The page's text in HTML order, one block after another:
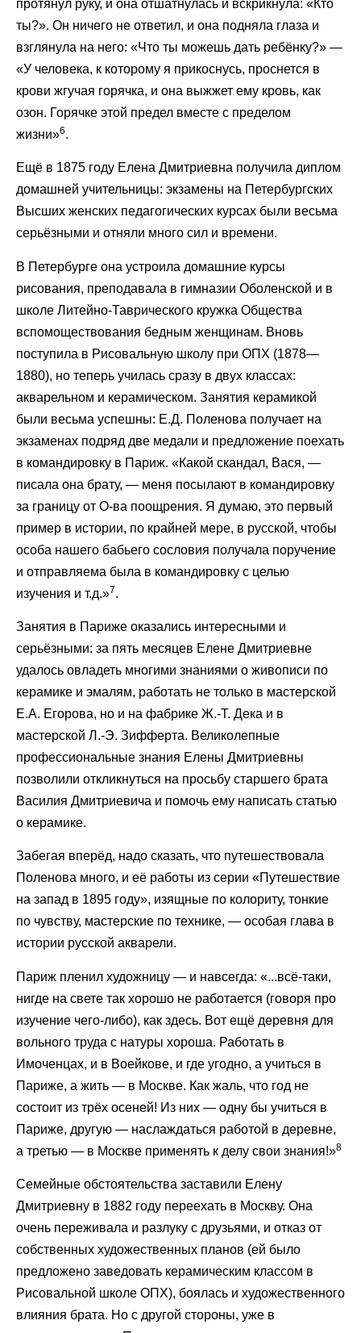
протянул руку, и она отшатнулась и вскрикнула: «Кто
ты?». Он ничего не ответил, и она подняла глаза и
взглянула на него: «Что ты можешь дать ребёнку?» —
«У человека, к которому я прикоснусь, проснется в
крови жгучая горячка, и она выжжет ему кровь, как
озон. Горячке этой предел вместе с пределом
жизни»6.
Ещё в 1875 году Елена Дмитриевна получила диплом
домашней учительницы: экзамены на Петербургских
Высших женских педагогических курсах были весьма
серьёзными и отняли много сил и времени.
В Петербурге она устроила домашние курсы
рисования, преподавала в гимназии Оболенской и в
школе Литейно-Таврического кружка Общества
вспомоществования бедным женщинам. Вновь
поступила в Рисовальную школу при ОПХ (1878—
1880), но теперь училась сразу в двух классах:
акварельном и керамическом. Занятия керамикой
были весьма успешны: Е.Д. Поленова получает на
экзаменах подряд две медали и предложение поехать
в командировку в Париж. «Какой скандал, Вася, —
писала она брату, — меня посылают в командировку
за границу от О-ва поощрения. Я думаю, это первый
пример в истории, по крайней мере, в русской, чтобы
особа нашего бабьего сословия получала поручение
и отправляема была в командировку с целью
изучения и т.д.»7.
Занятия в Париже оказались интересными и
серьёзными: за пять месяцев Елене Дмитриевне
удалось овладеть многими знаниями о живописи по
керамике и эмалям, работать не только в мастерской
Е.А. Егорова, но и на фабрике Ж.-Т. Дека и в
мастерской Л.-Э. Зифферта. Великолепные
профессиональные знания Елены Дмитриевны
позволили откликнуться на просьбу старшего брата
Василия Дмитриевича и помочь ему написать статью
о керамике.
Забегая вперёд, надо сказать, что путешествовала
Поленова много, и её работы из серии «Путешествие
на запад в 1895 году», изящные по колориту, тонкие
по чувству, мастерские по технике, — особая глава в
истории русской акварели.
Париж пленил художницу — и навсегда: «...всё-таки,
нигде на свете так хорошо не работается (говоря про
изучение чего-либо), как здесь. Вот ещё деревня для
вольного труда с натуры хороша. Работать в
Имоченцах, и в Воейкове, и где угодно, а учиться в
Париже, а жить — в Москве. Как жаль, что год не
состоит из трёх осеней! Из них — одну бы учиться в
Париже, другую — наслаждаться работой в деревне,
а третью — в Москве применять к делу свои знания!»8
Семейные обстоятельства заставили Елену
Дмитриевну в 1882 году переехать в Москву. Она
очень переживала и разлуку с друзьями, и отказ от
собственных художественных планов (ей было
предложено заведовать керамическим классом в
Рисовальной школе ОПХ), боялась и художественного
влияния брата. Но с другой стороны, уже в